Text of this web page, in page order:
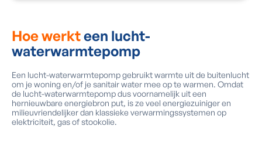
Hoe werkteen lucht-
waterwarmtepomp
Een lucht-waterwarmtepomp gebruikt warmte uit de buitenlucht
om je woning en/of je sanitair water mee op te warmen. Omdat
de lucht-waterwarmtepomp dus voornamelijk uit een
hernieuwbare energiebron put, is ze veel energiezuiniger en
milieuvriendelijker dan klassieke verwarmingssystemen op
elektriciteit, gas of stookolie.